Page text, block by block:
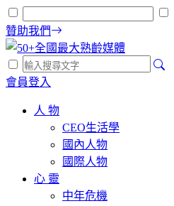
贊助我們
會員登入
人 物
CEO生活學
國內人物
國際人物
心 靈
中年危機